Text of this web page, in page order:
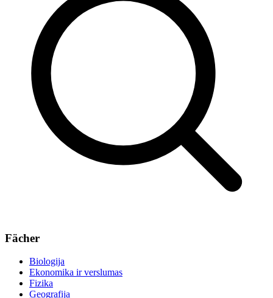
Fächer
Biologija
Ekonomika ir verslumas
Fizika
Geografija